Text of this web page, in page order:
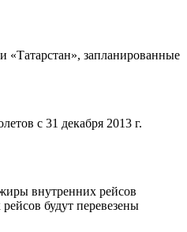
«Татарстан», запланированные
с 31 декабря 2013 г.
внутренних рейсов
будут перевезены